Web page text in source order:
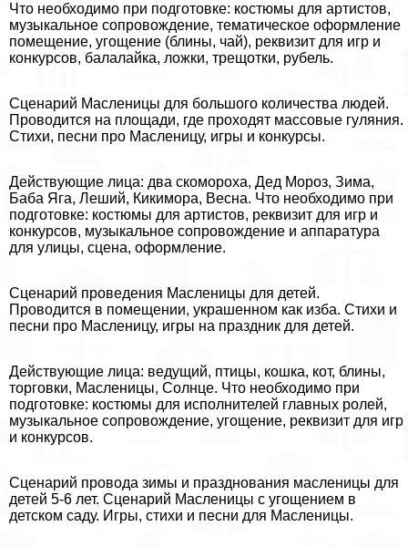
Что необходимо при подготовке: костюмы для артистов,
музыкальное сопровождение, тематическое оформление
помещение, угощение (блины, чай), реквизит для игр и
конкурсов, балалайка, ложки, трещотки, рубель.
Сценарий Масленицы для большого количества людей.
Проводится на площади, где проходят массовые гуляния.
Стихи, песни про Масленицу, игры и конкурсы.
Действующие лица: два скомороха, Дед Мороз, Зима,
Баба Яга, Леший, Кикимора, Весна. Что необходимо при
подготовке: костюмы для артистов, реквизит для игр и
конкурсов, музыкальное сопровождение и аппаратура
для улицы, сцена, оформление.
Сценарий проведения Масленицы для детей.
Проводится в помещении, украшенном как изба. Стихи и
песни про Масленицу, игры на праздник для детей.
Действующие лица: ведущий, птицы, кошка, кот, блины,
торговки, Масленицы, Солнце. Что необходимо при
подготовке: костюмы для исполнителей главных ролей,
музыкальное сопровождение, угощение, реквизит для игр
и конкурсов.
Сценарий провода зимы и празднования масленицы для
детей 5-6 лет. Сценарий Масленицы с угощением в
детском саду. Игры, стихи и песни для Масленицы.